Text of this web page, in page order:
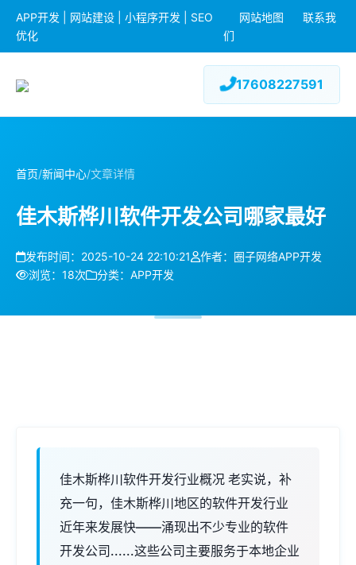
APP开发 | 网站建设 | 小程序开发 | SEO
优化
网站地图
联系我
们
17608227591
首页/新闻中心/文章详情
佳木斯桦川软件开发公司哪家最好
发布时间：2025-10-24 22:10:21
作者：圈子网络APP开发
浏览：18次
分类：APP开发
佳木斯桦川软件开发行业概况 老实说，补
充一句，佳木斯桦川地区的软件开发行业
近年来发展快——涌现出不少专业的软件
开发公司......这些公司主要服务于本地企业